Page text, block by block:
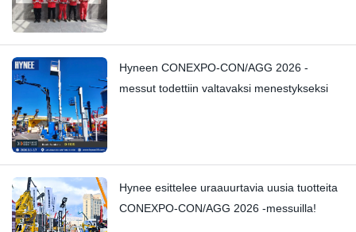
Hyneen CONEXPO-CON/AGG 2026 -
messut todettiin valtavaksi menestykseksi
Hynee esittelee uraauurtavia uusia tuotteita
CONEXPO-CON/AGG 2026 -messuilla!